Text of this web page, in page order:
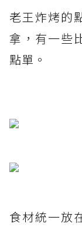
老王炸烤的
拿，有一些
點單。
食材統一放